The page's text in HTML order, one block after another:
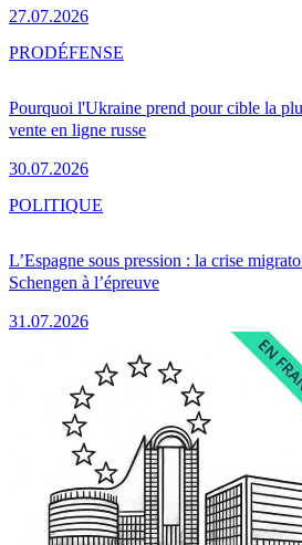
27.07.2026
Pourquoi l'Ukraine prend pour cible la
vente en ligne russe
30.07.2026
PRODÉFENSE
L’Espagne sous pression : la crise
Schengen à l’épreuve
31.07.2026
POLITIQUE